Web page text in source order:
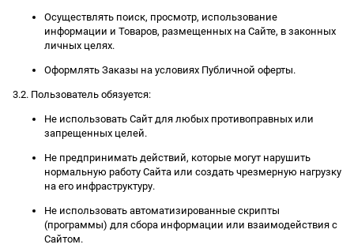
Осуществлять поиск, просмотр, использование
информации и Товаров, размещенных на Сайте, в законных
личных целях.
Оформлять Заказы на условиях Публичной оферты.
3.2. Пользователь обязуется:
Не использовать Сайт для любых противоправных или
запрещенных целей.
Не предпринимать действий, которые могут нарушить
нормальную работу Сайта или создать чрезмерную нагрузку
на его инфраструктуру.
Не использовать автоматизированные скрипты
(программы) для сбора информации или взаимодействия с
Сайтом.